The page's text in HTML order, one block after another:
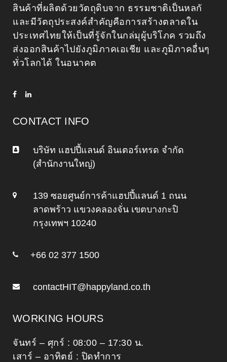
สินค้าที่ผลิตด้วยวัตถุดิบจาก ธรรมชาติเป็นหลกั
และมีวัตถุประสงค์สําคัญคือการสร้างตลาดใน
ประเทศไทยให้เป็นที่รู้จักในกล่มุผู้บริโภค รวมถึง
ส่งออกสินค้าไปยังภูมิภาคเอเชีย และภูมิภาคอื่นๆ
ทั่วโลกได้ ในอนาคต
CONTACT INFO
บริษัท แฮปปี้แลนด์ อินเตอร์เทรด จำกัด
(สำนักงานใหญ่)
139 ซอยศูนย์การค้าแฮปปี้แลนด์ 1 ถนน
ลาดพร้าว แขวงคลองจั่น เขตบางกะปิ
กรุงเทพฯ 10240
+66 02 377 1500
contactHIT@happyland.co.th
WORKING HOURS
จันทร์ – ศุกร์ : 08:00 – 17:30 น.
เสาร์ – อาทิตย์ : ปิดทำการ